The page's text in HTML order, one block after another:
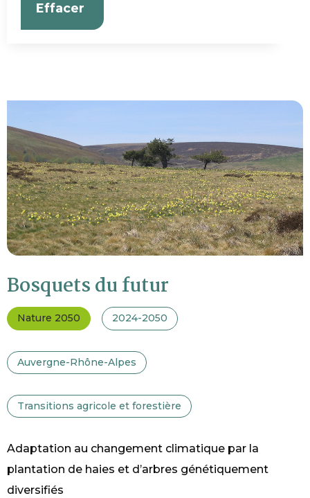
Effacer
Bosquets du futur
Nature 2050 2024-2050
Auvergne-Rhône-Alpes
Transitions agricole et forestière
Adaptation au changement climatique par la
plantation de haies et d’arbres génétiquement
diversifiés